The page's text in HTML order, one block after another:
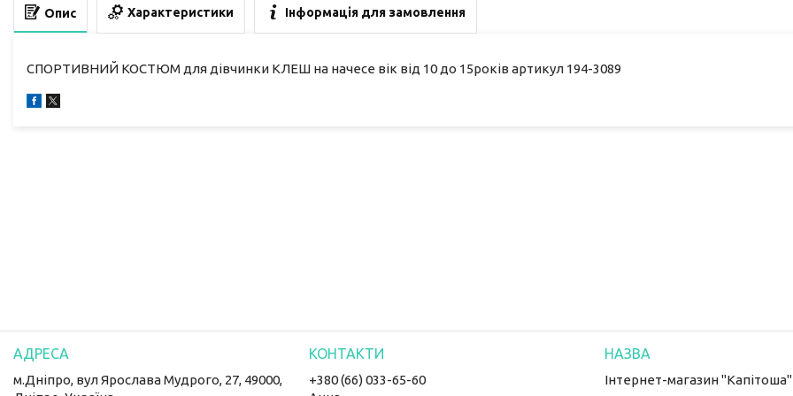
Опис Характеристики Інформація для замовлення
СПОРТИВНИЙ КОСТЮМ для дівчинки КЛЕШ на начесе вік від 10 до 15років артикул 194-3089
м.Дніпро, вул Ярослава Мудрого, 27, 49000,
+380 (66) 033-65-60
Інтернет-магазин "Капітоша"